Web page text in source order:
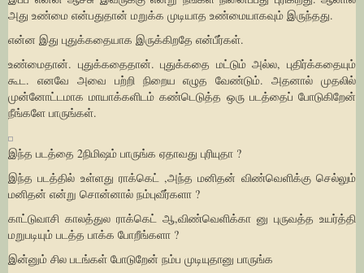
அது உண்மை என்பதுதான் மறுக்க முடியாத உண்மையாகவும் இருந்தது.
என்ன இது புதுக்கதையாக இருக்கிறதே என்பீர்கள்.
உண்மைதான். புதுக்கதைதான். புதுக்கதை மட்டும் அல்ல, புதிர்க்கதையும்
கூட. எனவே அவை பற்றி நிறைய எழுத வேண்டும். அதனால் முதலில்
முன்னோட்டமாக மாயாக்களிடம் கண்டெடுத்த ஒரு படத்தைப் போடுகிறேன்
நீங்களே பாருங்கள்.
இந்த படத்தை 2நிமிஷம் பாருங்க ஏதாவது புரியுதா ?
இந்த படத்தில் உள்ளது ராக்கெட் ,அந்த மனிதன் விண்வெளிக்கு செல்லும்
மனிதன் என்று சொன்னால் நம்புவீர்களா ?
காட்டுவாசி காலத்துல ராக்கெட் ஆ,விண்வெளிக்கா னு புருவத்த உயர்த்தி
மறுபடியும் படத்த பாக்க போறீங்களா ?
இன்னும் சில படங்கள் போடுறேன் நம்ப முடியுதானு பாருங்க